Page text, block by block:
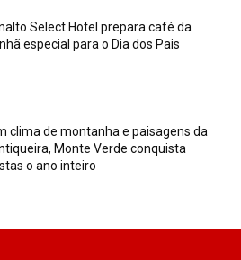
Select Hotel prepara café da
especial para o Dia dos Pais
clima de montanha e paisagens da
Monte Verde conquista
o ano inteiro